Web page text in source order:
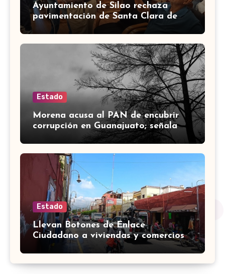
Ayuntamiento de Silao rechaza
pavimentación de Santa Clara de
Marines
Estado
Morena acusa al PAN de encubrir
corrupción en Guanajuato; señala
desfalco de 107 mdp en Apaseo el
Alto
Estado
Llevan Botones de Enlace
Ciudadano a viviendas y comercios
de Yuriria